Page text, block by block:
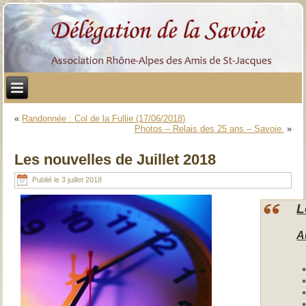
« Randonnée : Col de la Fullie (17/06/2018)
Photos – Relais des 25 ans – Savoie. »
Les nouvelles de Juillet 2018
Publié le 3 juillet 2018